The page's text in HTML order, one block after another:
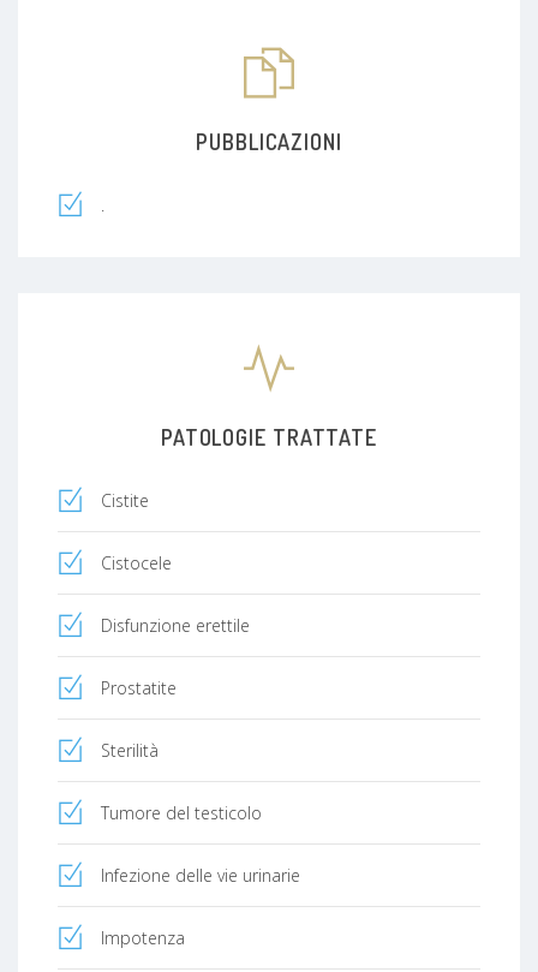
Attaulmente, oltre alla mia attivita' di urologo,
andrologo e sessuologo clinico, svolgo anche il
ruolo di Responsabile di branca chirurgica per
conto dell'ASST lariana, e quello di vice
cooordinatore di AFT, dopo aver conseguito il
PUBBLICAZIONI
.
PATOLOGIE TRATTATE
Cistite
Cistocele
Disfunzione erettile
Prostatite
Sterilità
Tumore del testicolo
Infezione delle vie urinarie
Impotenza